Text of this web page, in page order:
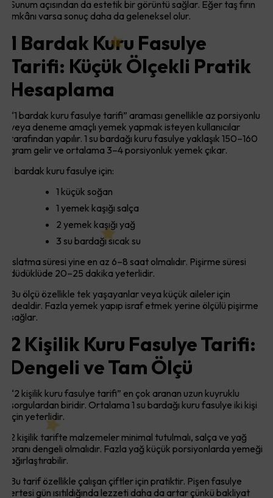
Sunum açısından da estetik bir görüntü sağlar. Eğer taş fırın
imkânı varsa sonuç daha da geleneksel olur.
1 Bardak Kuru Fasulye
Tarifi: Küçük Ölçekli Pratik
Hesaplama
“1 bardak kuru fasulye tarifi” araması genellikle az porsiyonlu
veya deneme amaçlı yemek yapmak isteyen kullanıcılar
tarafından yapılır. 1 su bardağı kuru fasulye yaklaşık 150–160
gram gelir ve ortalama 3–4 porsiyonluk yemek çıkar.
1 bardak kuru fasulye için:
1 küçük soğan
1 yemek kaşığı salça
2 yemek kaşığı yağ
3 su bardağı sıcak su
Islatma süresi yine en az 6–8 saat olmalıdır. Pişirme süresi
düdüklüde 20–25 dakika yeterlidir.
Bu ölçü özellikle tek yaşayanlar veya küçük aileler için
idealdir. Fazla yemek yapıp israf etmek yerine ölçülü pişirme
sağlar.
2 Kişilik Kuru Fasulye Tarifi:
Dengeli ve Tam Ölçü
“2 kişilik kuru fasulye tarifi” en çok aranan uzun kuyruklu
sorgulardan biridir. Ortalama 1 su bardağı kuru fasulye iki kişi
için yeterlidir.
2 kişilik tarifte malzemeler minimal tutulmalı, salça ve yağ
oranı dengeli olmalıdır. Fazla yağ küçük porsiyonlarda yemeği
ağırlaştırabilir.
Bu tarif özellikle çalışan çiftler için pratiktir. Pişen fasulye
ertesi gün ısıtıldığında lezzeti daha da artar çünkü bakliyat